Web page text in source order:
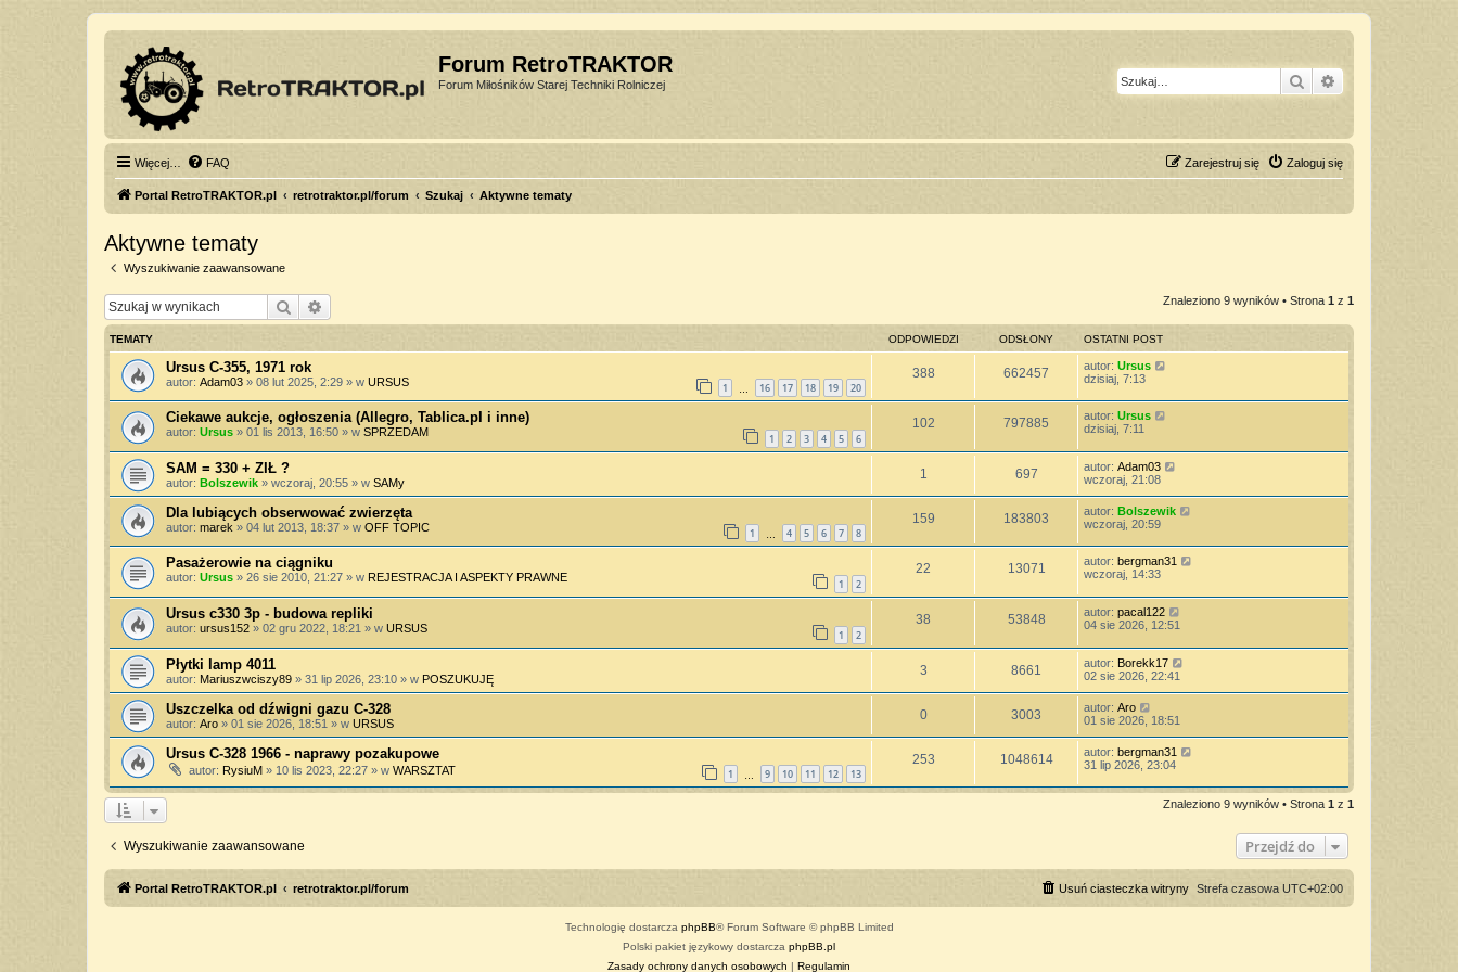
Forum RetroTRAKTOR
Forum Miłośników Starej Techniki Rolniczej Szukaj
Więcej… FAQ Zaloguj się
Zarejestruj się
Portal RetroTRAKTOR.pl retrotraktor.pl/forum Szukaj Aktywne tematy
Aktywne tematy
Wyszukiwanie zaawansowane
Szukaj Znaleziono 9 wyników • Strona 1 z 1
TEMATY ODPOWIEDZI ODSŁONY OSTATNI POST
Ursus C-355, 1971 rok
autor: Adam03 » 08 lut 2025, 2:29 » w URSUS 1 16 17 18 19 20
388 662457 autor: Ursus
dzisiaj, 7:13
Ciekawe aukcje, ogłoszenia (Allegro, Tablica.pl i inne)
autor: Ursus » 01 lis 2013, 16:50 » w SPRZEDAM 1 2 3 4 5 6
102 797885 autor: Ursus
dzisiaj, 7:11
SAM = 330 + ZIŁ ?
autor: Bolszewik » wczoraj, 20:55 » w SAMy
1 697 autor: Adam03
wczoraj, 21:08
Dla lubiących obserwować zwierzęta
autor: marek » 04 lut 2013, 18:37 » w OFF TOPIC 1 4 5 6 7 8
159 183803 autor: Bolszewik
wczoraj, 20:59
Pasażerowie na ciągniku
autor: Ursus » 26 sie 2010, 21:27 » w REJESTRACJA I ASPEKTY PRAWNE 1 2
22 13071 autor: bergman31
wczoraj, 14:33
Ursus c330 3p - budowa repliki
autor: ursus152 » 02 gru 2022, 18:21 » w URSUS 1 2
38 53848 autor: pacal122
04 sie 2026, 12:51
Płytki lamp 4011
autor: Mariuszwciszy89 » 31 lip 2026, 23:10 » w POSZUKUJĘ
3 8661 autor: Borekk17
02 sie 2026, 22:41
Uszczelka od dźwigni gazu C-328
autor: Aro » 01 sie 2026, 18:51 » w URSUS
0 3003 autor: Aro
01 sie 2026, 18:51
Ursus C-328 1966 - naprawy pozakupowe
autor: RysiuM » 10 lis 2023, 22:27 » w WARSZTAT 1 9 10 11 12 13
253 1048614 autor: bergman31
31 lip 2026, 23:04
Znaleziono 9 wyników • Strona 1 z 1
Wyszukiwanie zaawansowane Przejdź do
Portal RetroTRAKTOR.pl retrotraktor.pl/forum Strefa czasowa UTC+02:00
Usuń ciasteczka witryny
Technologię dostarcza phpBB® Forum Software © phpBB Limited
Polski pakiet językowy dostarcza phpBB.pl
Zasady ochrony danych osobowych | Regulamin